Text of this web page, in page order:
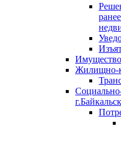
Имущество
Жилищно-